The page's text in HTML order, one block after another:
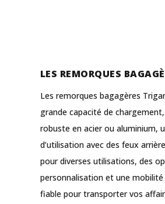
LES REMORQUES
Les remorques bagagères
grande capacité de
robuste en acier ou aluminium,
d’utilisation avec des feux
pour diverses utilisations, des
personnalisation et une
fiable pour transporter vos